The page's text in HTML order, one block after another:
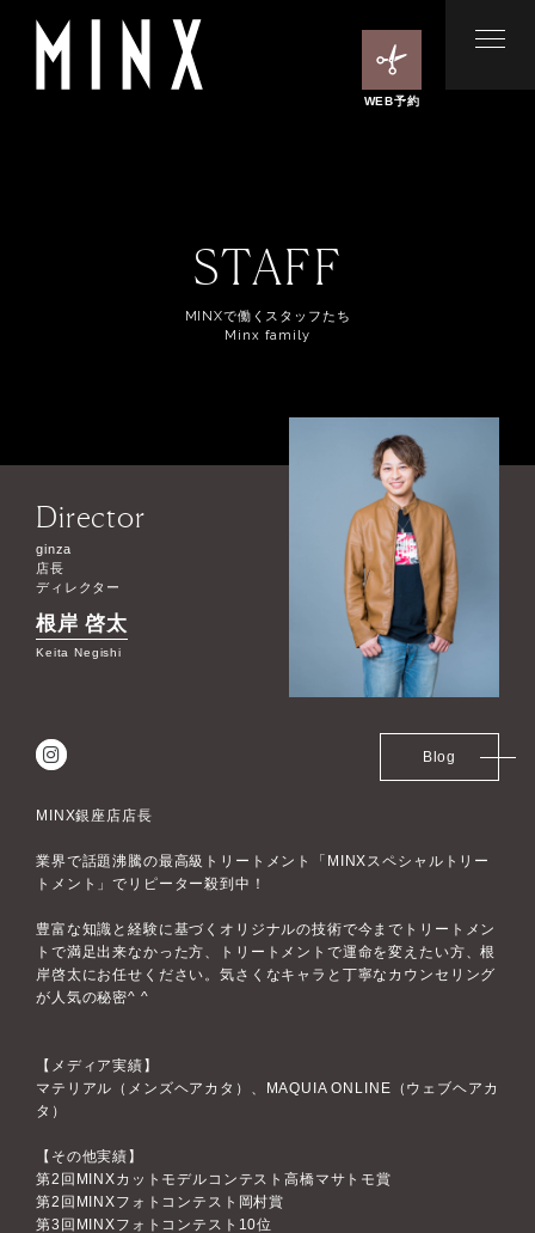
WEB予約
STAFF
MINXで働くスタッフたち
Minx family
Director
ginza
店長
ディレクター
根岸 啓太
Keita Negishi
Blog
MINX銀座店店長
業界で話題沸騰の最高級トリートメント「MINXスペシャルトリー
トメント」でリピーター殺到中！
豊富な知識と経験に基づくオリジナルの技術で今までトリートメン
トで満足出来なかった方、トリートメントで運命を変えたい方、根
岸啓太にお任せください。気さくなキャラと丁寧なカウンセリング
が人気の秘密^ ^
【メディア実績】
マテリアル（メンズヘアカタ）、MAQUIA ONLINE（ウェブヘアカ
タ）
【その他実績】
第2回MINXカットモデルコンテスト高橋マサトモ賞
第2回MINXフォトコンテスト岡村賞
第3回MINXフォトコンテスト10位